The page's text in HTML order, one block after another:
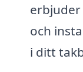
och
i ditt